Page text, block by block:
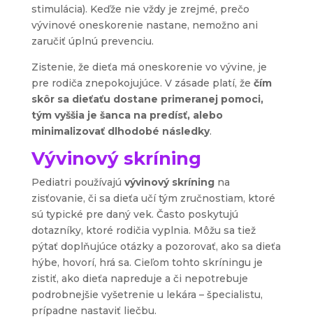
stimulácia). Keďže nie vždy je zrejmé, prečo
vývinové oneskorenie nastane, nemožno ani
zaručiť úplnú prevenciu.
Zistenie, že dieťa má oneskorenie vo vývine, je
pre rodiča znepokojujúce. V zásade platí, že čím
skôr sa dieťaťu dostane primeranej pomoci,
tým vyššia je šanca na predísť, alebo
minimalizovať dlhodobé následky.
Vývinový skríning
Pediatri používajú vývinový skríningna
zisťovanie, či sa dieťa učí tým zručnostiam, ktoré
sú typické pre daný vek. Často poskytujú
dotazníky, ktoré rodičia vyplnia. Môžu sa tiež
pýtať doplňujúce otázky a pozorovať, ako sa dieťa
hýbe, hovorí, hrá sa. Cieľom tohto skríningu je
zistiť, ako dieťa napreduje a či nepotrebuje
podrobnejšie vyšetrenie u lekára – špecialistu,
prípadne nastaviť liečbu.